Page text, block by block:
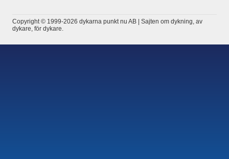
Copyright © 1999-2026 dykarna punkt nu AB | Sajten om dykning, av
dykare, för dykare.